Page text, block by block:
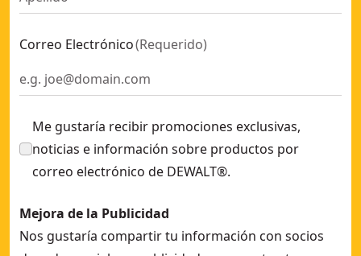
Correo Electrónico(Requerido)
Me gustaría recibir promociones exclusivas,
noticias e información sobre productos por
correo electrónico de DEWALT®.
Mejora de la Publicidad
Nos gustaría compartir tu información con socios